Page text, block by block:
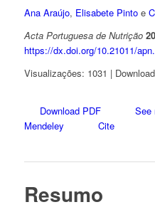
Ana Araújo, Elisabete Pintoe
Acta Portuguesa de Nutrição
https://dx.doi.org/10.21011/
Visualizações: 1031 |
Download PDF See
Mendeley
Cite
Resumo